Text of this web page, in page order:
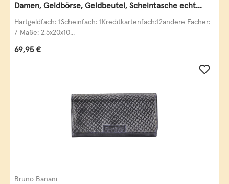
Damen, Geldbörse, Geldbeutel, Scheintasche echt
Leder
Hartgeldfach: 1Scheinfach: 1Kreditkartenfach:12andere Fächer:
7 Maße: 2,5x20x10...
Regulärer Preis:
69,95 €
Bruno Banani